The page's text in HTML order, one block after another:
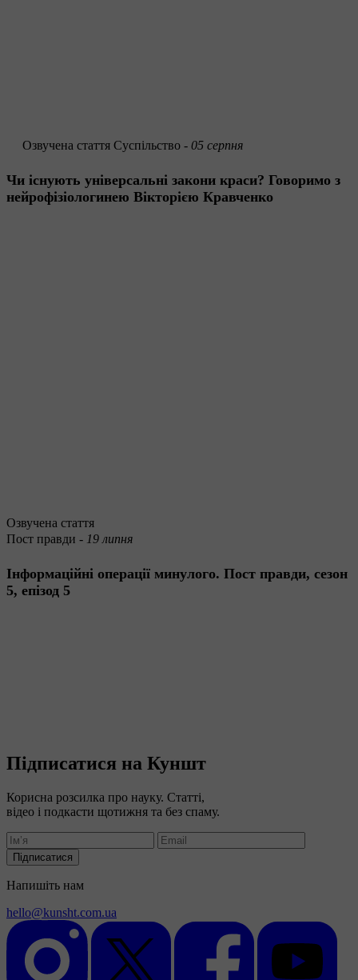
Озвучена стаття Суспільство - 05 серпня
Чи існують універсальні закони краси? Говоримо з
нейрофізіологинею Вікторією Кравченко
Озвучена стаття
Пост правди - 19 липня
Інформаційні операції минулого. Пост правди, сезон
5, епізод 5
Підписатися на Куншт
Корисна розсилка про науку. Статті,
відео і подкасти щотижня та без спаму.
Підписатися
Напишіть нам
hello@kunsht.com.ua